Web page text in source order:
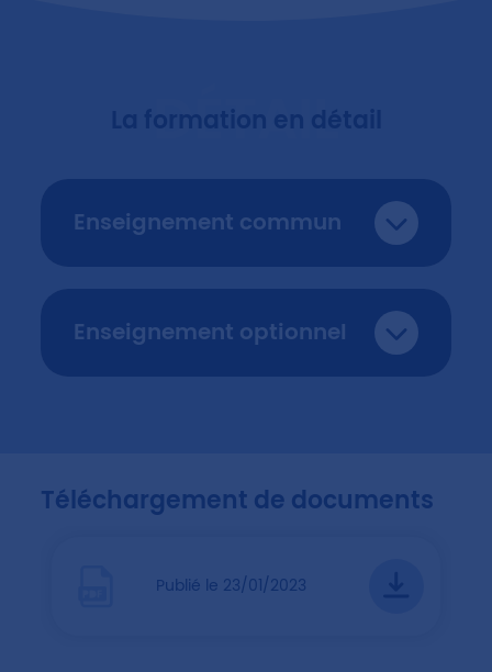
Enseignement commun
Enseignement optionnel
Téléchargement de documents
Publié le 23/01/2023